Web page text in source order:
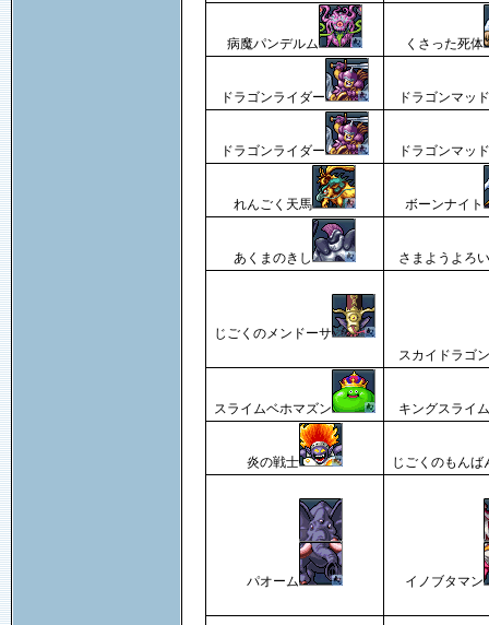
病魔パンデルム くさった死体
ドラゴンライダー ドラゴンマッド
ドラゴンライダー ドラゴンマッド
れんごく天馬 ボーンナイト
あくまのきし さまようよろい
じごくのメンドーサ
スカイドラゴン
スライムベホマズン キングスライム
炎の戦士 じごくのもんば
パオーム イノブタマン